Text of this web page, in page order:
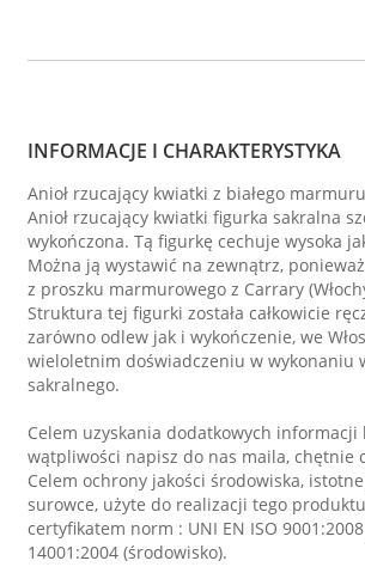
INFORMACJE I CHARAKTERYSTYKA
Anioł rzucający kwiatki z białego
Anioł rzucający kwiatki figurka sakralna
wykończona. Tą figurkę cechuje wysoka
Można ją wystawić na zewnątrz,
z proszku marmurowego z Carrary
Struktura tej figurki została całkowicie
zarówno odlew jak i wykończenie, we
wieloletnim doświadczeniu w wykonaniu
sakralnego.
Celem uzyskania dodatkowych
wątpliwości napisz do nas maila, chętnie
Celem ochrony jakości środowiska,
surowce, użyte do realizacji tego
certyfikatem norm : UNI EN ISO
14001:2004 (środowisko).